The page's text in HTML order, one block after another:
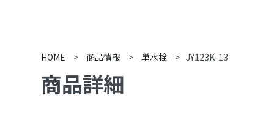
HOME > 商品情報 > 単水栓 > JY123K-13
商品詳細